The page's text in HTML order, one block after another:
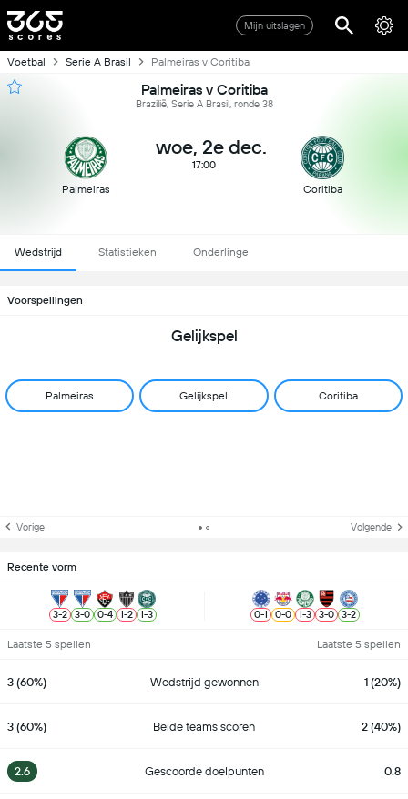
Mijn uitslagen
Voetbal Serie A Brasil Palmeiras v Coritiba
Palmeiras v Coritiba
Brazilië, Serie A Brasil, ronde 38
Palmeiras
woe, 2e dec.
17:00
Coritiba
Wedstrijd Statistieken Onderlinge
Voorspellingen
Gelijkspel
Palmeiras Gelijkspel Coritiba
Vorige Volgende
Recente vorm
3-2 3-0 0-4 1-2 1-3 0-1 0-0 1-3 3-0 3-2
Laatste 5 spellen Laatste 5 spellen
3 (60%) Wedstrijd gewonnen 1 (20%)
3 (60%) Beide teams scoren 2 (40%)
2.6 Gescoorde doelpunten 0.8